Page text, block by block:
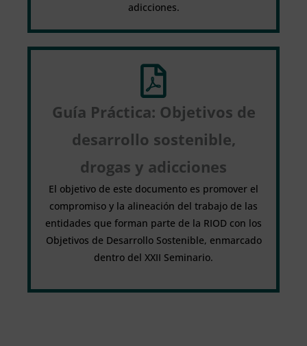
adicciones.
Guía Práctica: Objetivos de
desarrollo sostenible,
drogas y adicciones
El objetivo de este documento es promover el
compromiso y la alineación del trabajo de las
entidades que forman parte de la RIOD con los
Objetivos de Desarrollo Sostenible, enmarcado
dentro del XXII Seminario.